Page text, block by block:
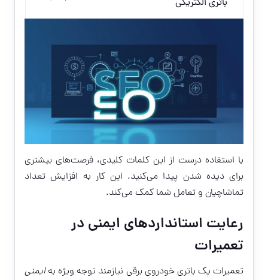
باتری الکتریکی
با استفاده درست از این کلمات کلیدی، فرصت‌های بیشتری
برای دیده شدن پیدا می‌کنید. این کار به افزایش تعداد
تماشاچیان و تعامل شما کمک می‌کند.
رعایت استانداردهای ایمنی در
تعمیرات
تعمیرات پک باتری خودروی برقی نیازمند توجه ویژه بهایمنی